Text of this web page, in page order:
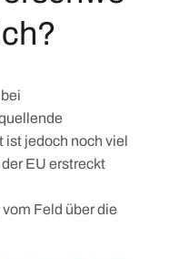
ist jedoch noch viel
EU erstreckt
Feld über die